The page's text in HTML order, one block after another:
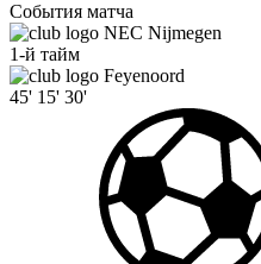
События матча
NEC Nijmegen
1-й тайм
Feyenoord
45' 15' 30'